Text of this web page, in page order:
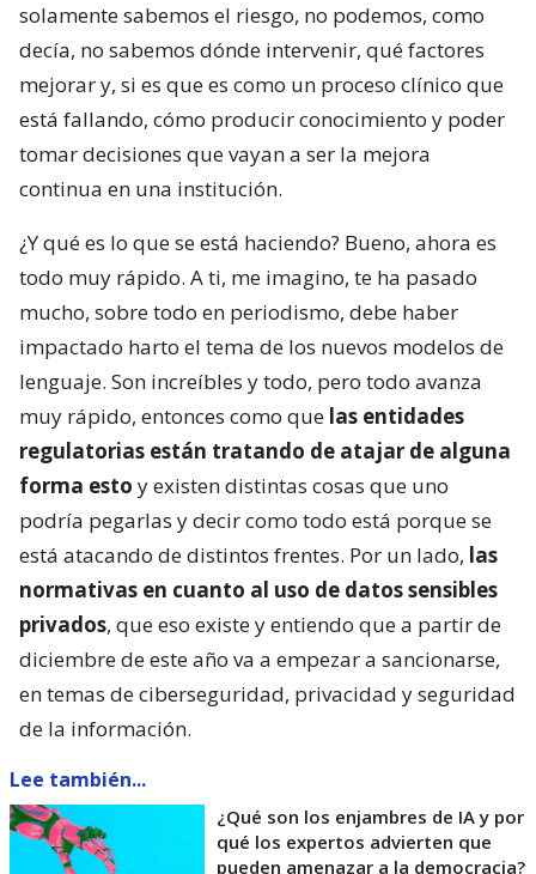
solamente sabemos el riesgo, no podemos, como
decía, no sabemos dónde intervenir, qué factores
mejorar y, si es que es como un proceso clínico que
está fallando, cómo producir conocimiento y poder
tomar decisiones que vayan a ser la mejora
continua en una institución.
¿Y qué es lo que se está haciendo? Bueno, ahora es
todo muy rápido. A ti, me imagino, te ha pasado
mucho, sobre todo en periodismo, debe haber
impactado harto el tema de los nuevos modelos de
lenguaje. Son increíbles y todo, pero todo avanza
muy rápido, entonces como que las entidades
regulatorias están tratando de atajar de alguna
forma esto y existen distintas cosas que uno
podría pegarlas y decir como todo está porque se
está atacando de distintos frentes. Por un lado, las
normativas en cuanto al uso de datos sensibles
privados, que eso existe y entiendo que a partir de
diciembre de este año va a empezar a sancionarse,
en temas de ciberseguridad, privacidad y seguridad
de la información.
Lee también...
¿Qué son los enjambres de IA y por
qué los expertos advierten que
pueden amenazar a la democracia?